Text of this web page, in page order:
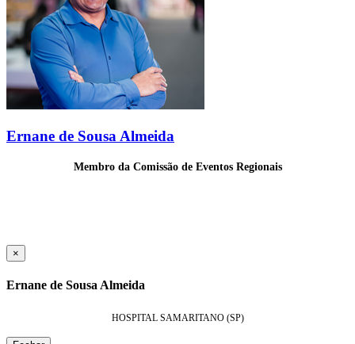
Ernane de Sousa Almeida
Membro da Comissão de Eventos Regionais
×
Ernane de Sousa Almeida
HOSPITAL SAMARITANO (SP)